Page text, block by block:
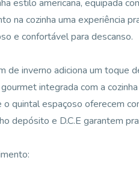
estilo americana, equipada
na cozinha uma experiência
e confortável para descanso.
de inverno adiciona um toque
integrada com a
o quintal espaçoso oferecem
depósito e D.C.E garantem